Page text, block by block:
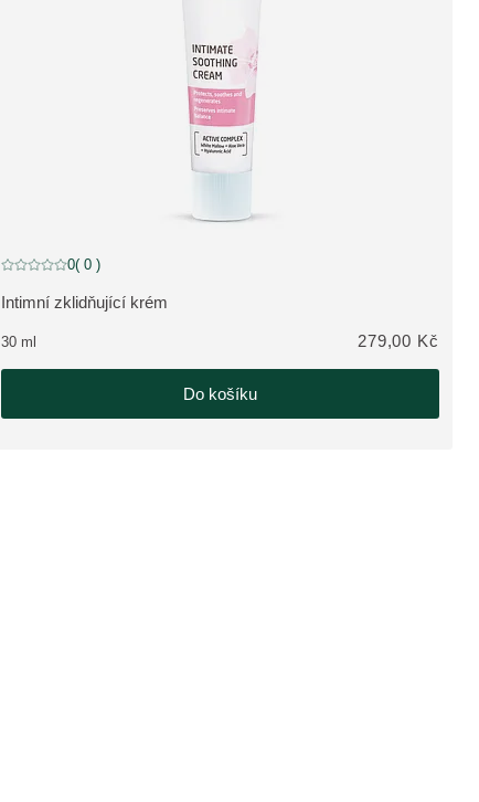
ZOBRAZIT PRODUKT:
Intimní zklidňující krém
Aktuální hodnocení: 0 z 5 hvězdiček hodnoceno 0 zákazníky
0( 0 )
30 ml 279,00 Kč
Do košíku